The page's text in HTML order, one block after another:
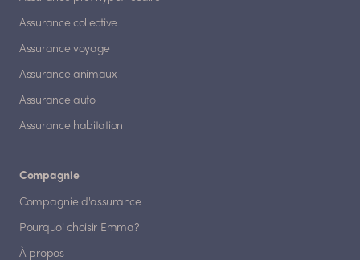
Assurance collective
Assurance voyage
Assurance animaux
Assurance auto
Assurance habitation
Compagnie
Compagnie d'assurance
Pourquoi choisir Emma?
À propos